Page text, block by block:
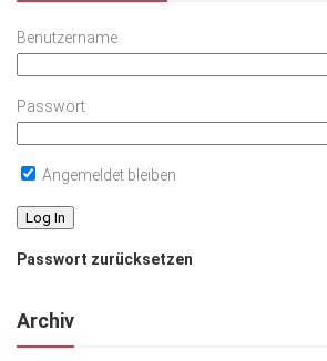
Benutzername
Passwort
Angemeldet bleiben
Passwort zurücksetzen
Archiv